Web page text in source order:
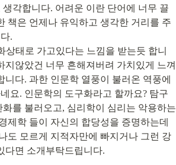
각합니다. 어려운 이란 단어에 너무 끌
책은 언제나 유익하고 생각한 거리를 주
.
상태로 가고있다는 느낌을 받는듯 합니
지않았건 너무 흔해져버려 가치있게 느껴
니다. 과한 인문학 열풍이 불러온 역풍에
요. 인문학의 도구화라고 할까요? 탐구
를 불러오고, 심리학이 심리는 악용하는
제학 들이 자신의 합당성을 증명하는데
도 모르게 지적자만에 빠지거나 그런 강
다면 소개부탁드립니다.